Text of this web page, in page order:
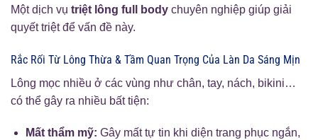
Một dịch vụ triệt lông full body chuyên nghiệp giúp giải
quyết triệt để vấn đề này.
Rắc Rối Từ Lông Thừa & Tầm Quan Trọng Của Làn Da Sáng Mịn
Lông mọc nhiều ở các vùng như chân, tay, nách, bikini…
có thể gây ra nhiều bất tiện:
Mất thẩm mỹ: Gây mất tự tin khi diện trang phục ngắn,